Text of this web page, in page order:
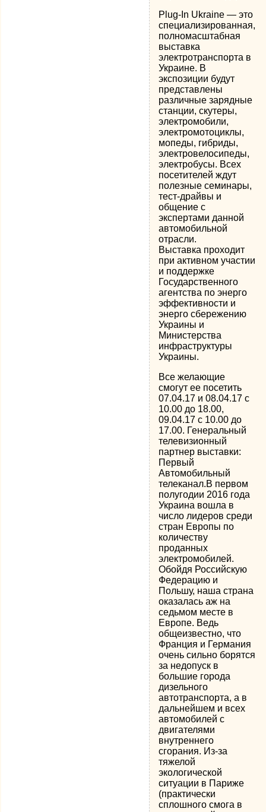
Plug-In Ukraine — это
специализированная,
полномасштабная
выставка
электротранспорта в
Украине. В
экспозиции будут
представлены
различные зарядные
станции, скутеры,
электромобили,
электромотоциклы,
мопеды, гибриды,
электровелосипеды,
электробусы. Всех
посетителей ждут
полезные семинары,
тест-драйвы и
общение с
экспертами данной
автомобильной
отрасли.
Выставка проходит
при активном участии
и поддержке
Государственного
агентства по энерго
эффективности и
энерго сбережению
Украины и
Министерства
инфраструктуры
Украины.
Все желающие
смогут ее посетить
07.04.17 и 08.04.17 с
10.00 до 18.00,
09.04.17 с 10.00 до
17.00. Генеральный
телевизионный
партнер выставки:
Первый
Автомобильный
телеканал.В первом
полугодии 2016 года
Украина вошла в
число лидеров среди
стран Европы по
количеству
проданных
электромобилей.
Обойдя Российскую
Федерацию и
Польшу, наша страна
оказалась аж на
седьмом месте в
Европе. Ведь
общеизвестно, что
Франция и Германия
очень сильно борятся
за недопуск в
большие города
дизельного
автотранспорта, а в
дальнейшем и всех
автомобилей с
двигателями
внутреннего
сгорания. Из-за
тяжелой
экологической
ситуации в Париже
(практически
сплошного смога в